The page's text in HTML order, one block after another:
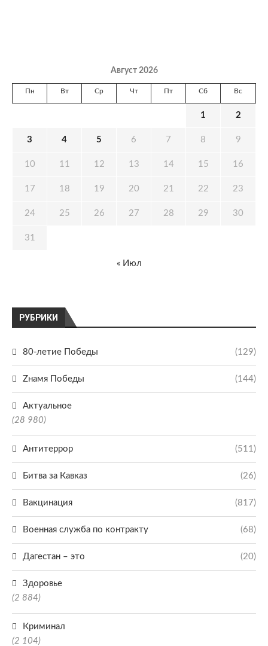
РУБРИКИ
80-летие Победы (129)
Zнамя Победы (144)
Актуальное
(28 980)
Антитеррор (511)
Битва за Кавказ (26)
Вакцинация (817)
Военная служба по контракту (68)
Дагестан – это (20)
Здоровье
(2 884)
Криминал
(2 104)
Август 2026
Пн Вт Ср Чт Пт Сб Вс
1 2
3 4 5 6 7 8 9
10 11 12 13 14 15 16
17 18 19 20 21 22 23
24 25 26 27 28 29 30
31
« Июл